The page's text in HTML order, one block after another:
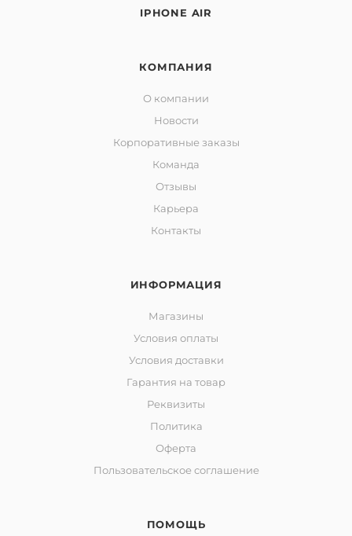
IPHONE AIR
КОМПАНИЯ
О компании
Новости
Корпоративные заказы
Команда
Отзывы
Карьера
Контакты
ИНФОРМАЦИЯ
Магазины
Условия оплаты
Условия доставки
Гарантия на товар
Реквизиты
Политика
Оферта
Пользовательское соглашение
ПОМОЩЬ